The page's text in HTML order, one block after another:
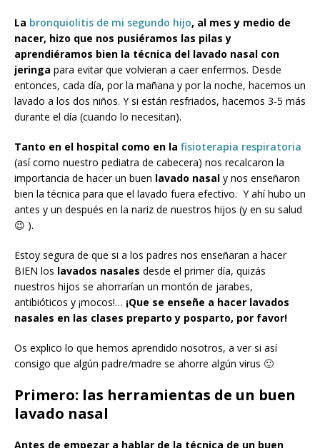
La bronquiolitis de mi segundo hijo, al mes y medio de
nacer, hizo que nos pusiéramos las pilas y
aprendiéramos bien la técnica del lavado nasal con
jeringa para evitar que volvieran a caer enfermos. Desde
entonces, cada día, por la mañana y por la noche, hacemos un
lavado a los dos niños. Y si están resfriados, hacemos 3-5 más
durante el día (cuando lo necesitan).
Tanto en el hospital como en la fisioterapia respiratoria
(así como nuestro pediatra de cabecera) nos recalcaron la
importancia de hacer un buen lavado nasal y nos enseñaron
bien la técnica para que el lavado fuera efectivo. Y ahí hubo un
antes y un después en la nariz de nuestros hijos (y en su salud
😉 ).
Estoy segura de que si a los padres nos enseñaran a hacer
BIEN los lavados nasales desde el primer día, quizás
nuestros hijos se ahorrarían un montón de jarabes,
antibióticos y ¡mocos!… ¡Que se enseñe a hacer lavados
nasales en las clases preparto y posparto, por favor!
Os explico lo que hemos aprendido nosotros, a ver si así
consigo que algún padre/madre se ahorre algún virus 🙂
Primero: las herramientas de un buen
lavado nasal
Antes de empezar a hablar de la técnica de un buen